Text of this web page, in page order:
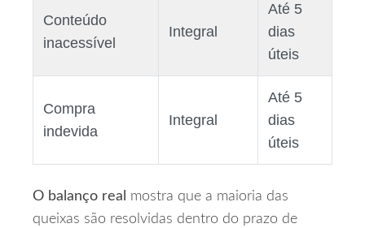
Conteúdo
inacessível
Integral
Até 5
dias
úteis
Compra
indevida
Integral
Até 5
dias
úteis
O balanço real
mostra que a maioria das
queixas são resolvidas dentro do prazo de